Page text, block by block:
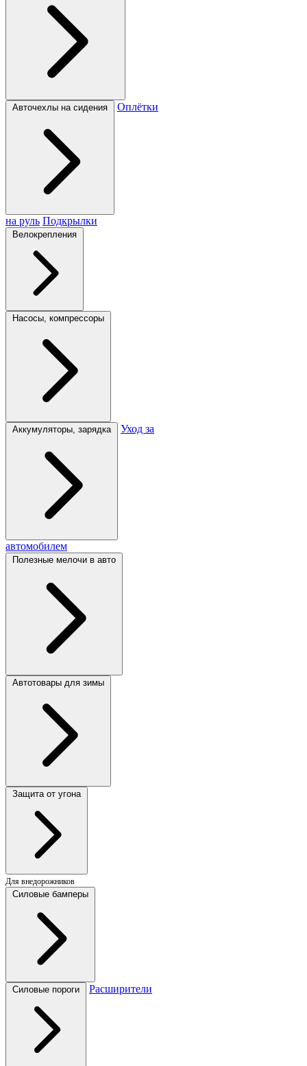
Авточехлы на сидения Оплётки
на руль Подкрылки
Велокрепления
Насосы, компрессоры
Аккумуляторы, зарядка Уход за
автомобилем
Полезные мелочи в авто
Автотовары для зимы
Защита от угона
Для внедорожников
Силовые бамперы
Силовые пороги Расширители